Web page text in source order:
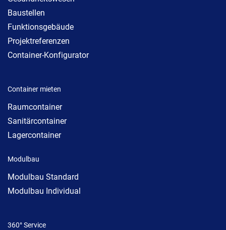
Baustellen
Funktionsgebäude
Projektreferenzen
Container-Konfigurator
Container mieten
Raumcontainer
Sanitärcontainer
Lagercontainer
Modulbau
Modulbau Standard
Modulbau Individual
360° Service